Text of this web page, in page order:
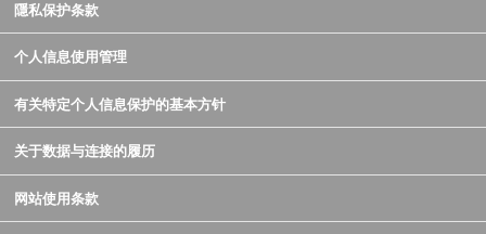
隱私保护条款
个人信息使用管理
有关特定个人信息保护的基本方针
关于数据与连接的履历
网站使用条款